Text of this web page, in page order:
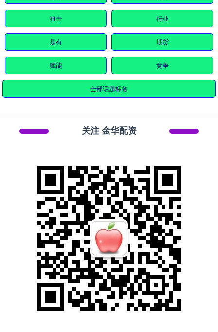
狙击 行业
是有 期货
赋能 竞争
全部话题标签
关注 金华配资